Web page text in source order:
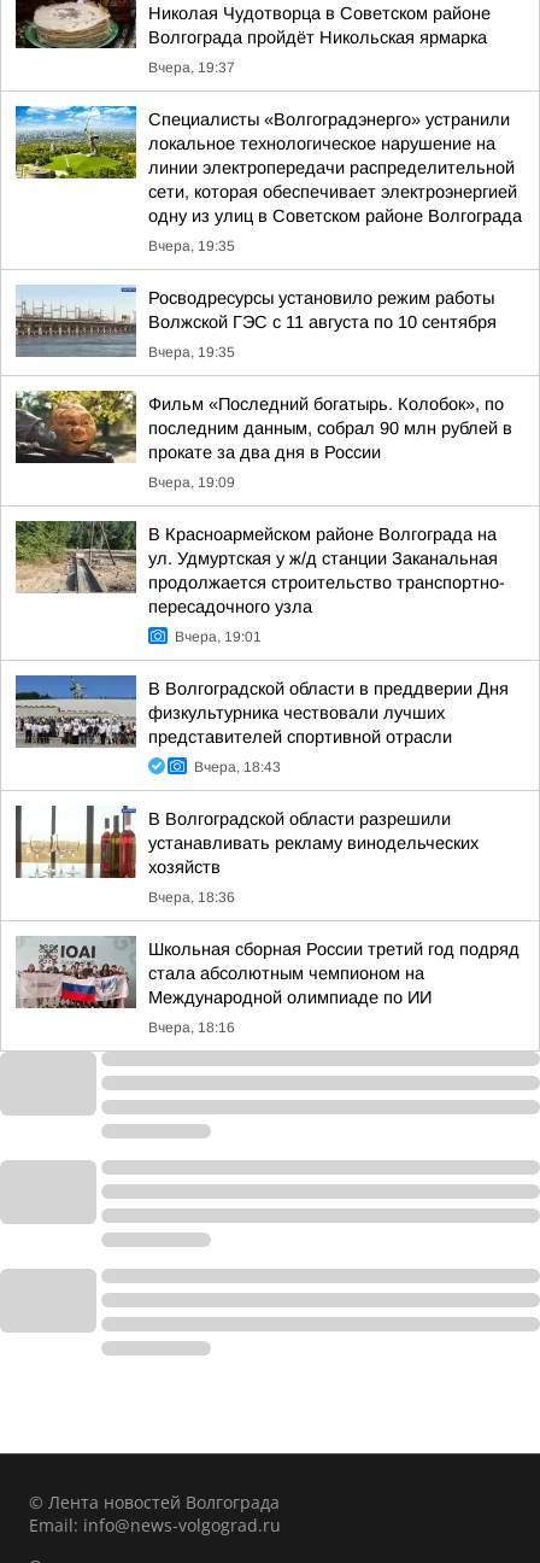
Николая Чудотворца в Советском районе
Волгограда пройдёт Никольская ярмарка
Вчера, 19:37
Специалисты «Волгоградэнерго» устранили
локальное технологическое нарушение на
линии электропередачи распределительной
сети, которая обеспечивает электроэнергией
одну из улиц в Советском районе Волгограда
Вчера, 19:35
Росводресурсы установило режим работы
Волжской ГЭС с 11 августа по 10 сентября
Вчера, 19:35
Фильм «Последний богатырь. Колобок», по
последним данным, собрал 90 млн рублей в
прокате за два дня в России
Вчера, 19:09
В Красноармейском районе Волгограда на
ул. Удмуртская у ж/д станции Заканальная
продолжается строительство транспортно-
пересадочного узла
Вчера, 19:01
В Волгоградской области в преддверии Дня
физкультурника чествовали лучших
представителей спортивной отрасли
Вчера, 18:43
В Волгоградской области разрешили
устанавливать рекламу винодельческих
хозяйств
Вчера, 18:36
Школьная сборная России третий год подряд
стала абсолютным чемпионом на
Международной олимпиаде по ИИ
Вчера, 18:16
© Лента новостей Волгограда
Email: info@news-volgograd.ru